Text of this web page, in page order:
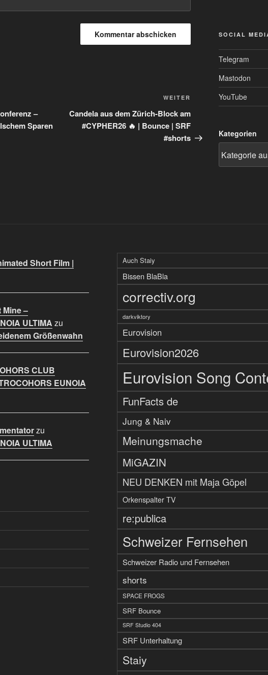
–
Sparen
Nächster
Beitrag
WEITER
Candela aus dem Zürich-Block am
#CYPHER26 🔥 | Bounce | SRF
#shorts
SOCIAL
Telegram
Mastodon
YouTube
Kategorien
Short Film |
Mine –
ULTIMA zu
Größenwahn
CLUB
EUNOIA
zu
ULTIMA
Auch Staiy
Bissen BlaBla
correctiv.org
darkviktory
Eurovision
Eurovision2026
Eurovision Song
FunFacts de
Jung & Naiv
Meinungsmache
MiGAZIN
NEU DENKEN mit Maja Göpel
Orkenspalter TV
re:publica
Schweizer Fernsehen
Schweizer Radio und Fernsehen
shorts
SPACE FROGS
SRF Bounce
SRF Studio 404
SRF Unterhaltung
Staiy